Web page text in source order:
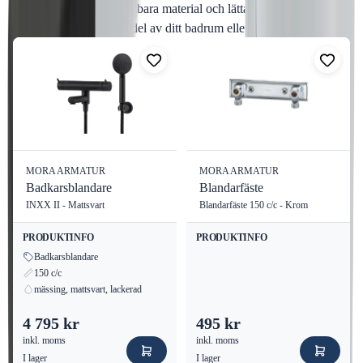
sin moderna design, hållbara material och lättanvända funktioner,
blir detta en oumbärlig del av ditt badrum eller kök.
MORA ARMATUR
Badkarsblandare
INXX II - Mattsvart
PRODUKTINFO
Badkarsblandare
150 c/c
mässing, mattsvart, lackerad
4 795 kr
inkl. moms
I lager
MORA ARMATUR
Blandarfäste
Blandarfäste 150 c/c - Krom
PRODUKTINFO
495 kr
inkl. moms
I lager